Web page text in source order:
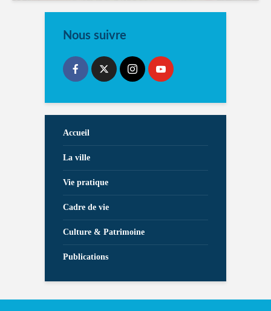
Nous suivre
Accueil
La ville
Vie pratique
Cadre de vie
Culture & Patrimoine
Publications